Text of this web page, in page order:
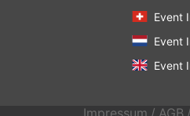
Event
Event
Event
Impressum / AGB /